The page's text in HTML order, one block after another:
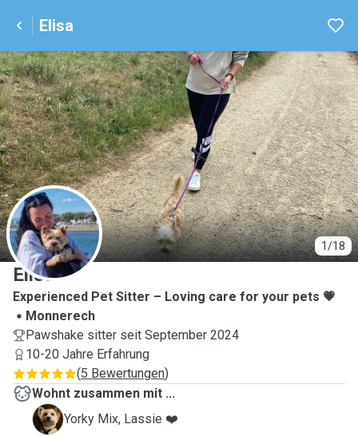
Elisa
1/18
E
Elisa
Experienced Pet Sitter – Loving care for your pets 💗
Monnerech
Pawshake sitter seit September 2024
10-20 Jahre Erfahrung
(5 Bewertungen)
Wohnt zusammen mit ...
L
Yorky Mix, Lassie ❤️